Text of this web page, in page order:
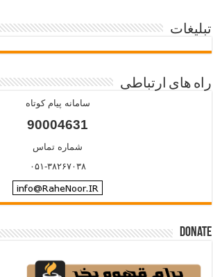
تبلیغات
راه های ارتباطی
سامانه پیام کوتاه
90004631
شماره تماس
۰۵۱-۳۸۲۶۷۰۳۸
Donate